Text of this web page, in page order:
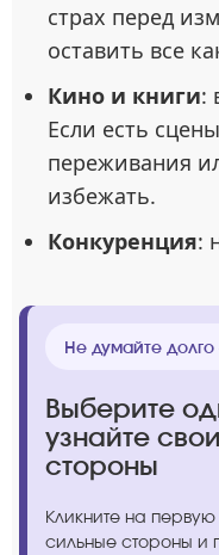
страх перед
оставить все
Кино и книги:
Если есть
переживания
избежать.
Конкуренция:
Не думайте
Выберите
узнайте
стороны
Кликните на
сильные стороны и